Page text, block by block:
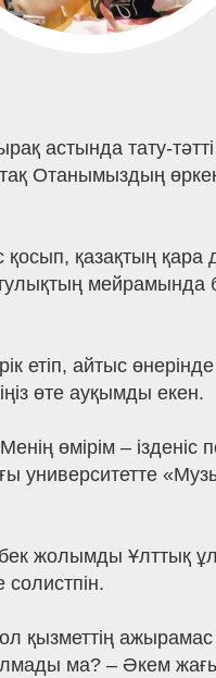
астында тату-
Отанымыздың
қазақтың
айтыс
өте ауқымды екен.
өмірім – ізденіс
жолымды Ұлттық
солистпін.
қызметтің
ма? – Әкем